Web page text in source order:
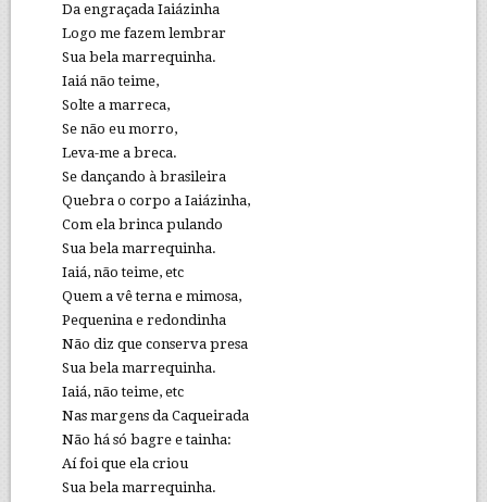
Da engraçada Iaiázinha
Logo me fazem lembrar
Sua bela marrequinha.
Iaiá não teime,
Solte a marreca,
Se não eu morro,
Leva-me a breca.
Se dançando à brasileira
Quebra o corpo a Iaiázinha,
Com ela brinca pulando
Sua bela marrequinha.
Iaiá, não teime, etc
Quem a vê terna e mimosa,
Pequenina e redondinha
Não diz que conserva presa
Sua bela marrequinha.
Iaiá, não teime, etc
Nas margens da Caqueirada
Não há só bagre e tainha:
Aí foi que ela criou
Sua bela marrequinha.